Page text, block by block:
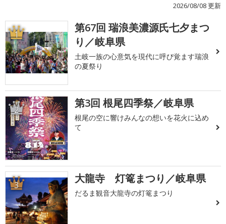
2026/08/08 更新
1
第67回 瑞浪美濃源氏七夕まつ
り／岐阜県
土岐一族の心意気を現代に呼び覚ます瑞浪
の夏祭り
2 第3回 根尾四季祭／岐阜県
根尾の空に響けみんなの想いを花火に込め
て
3 大龍寺 灯篭まつり／岐阜県
だるま観音大龍寺の灯篭まつり